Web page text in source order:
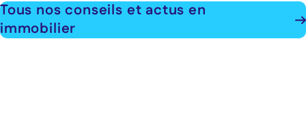
Tous nos conseils et actus en
immobilier